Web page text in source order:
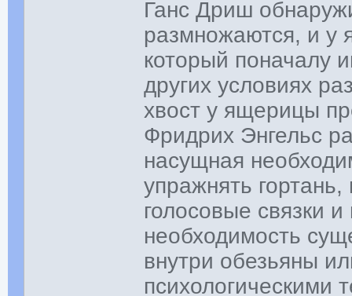
Ганс Дриш
размножаются, и у
который поначалу
других условиях
хвост у ящерицы
Фридрих Энгельс
насущная
упражнять
голосовые связки
необходимость
внутри обезьяны
психологическими